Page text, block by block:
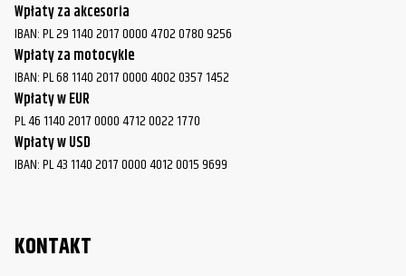
Wpłaty za akcesoria
IBAN: PL 29 1140 2017 0000 4702 0780 9256
Wpłaty za motocykle
IBAN: PL 68 1140 2017 0000 4002 0357 1452
Wpłaty w EUR
PL 46 1140 2017 0000 4712 0022 1770
Wpłaty w USD
IBAN: PL 43 1140 2017 0000 4012 0015 9699
KONTAKT